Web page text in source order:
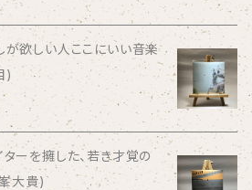
が欲しい人ここにいい音楽
)
ーを擁した、若き才覚の
大貴)